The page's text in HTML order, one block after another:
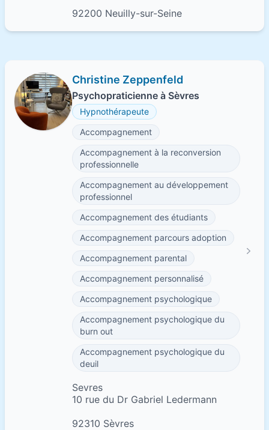
92200 Neuilly-sur-Seine
Christine Zeppenfeld
Psychopraticienne à Sèvres
Hypnothérapeute
Accompagnement
Accompagnement à la reconversion
professionnelle
Accompagnement au développement
professionnel
Accompagnement des étudiants
Accompagnement parcours adoption
Accompagnement parental
Accompagnement personnalisé
Accompagnement psychologique
Accompagnement psychologique du
burn out
Accompagnement psychologique du
deuil
Sevres
10 rue du Dr Gabriel Ledermann
92310 Sèvres